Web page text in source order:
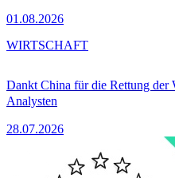
01.08.2026
Dankt China für die Rettung der
Analysten
28.07.2026
WIRTSCHAFT